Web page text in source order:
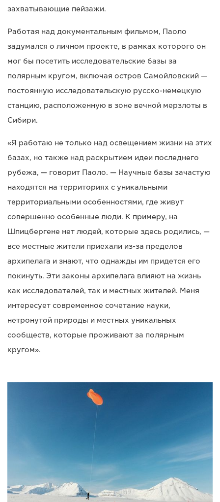
захватывающие пейзажи.
Работая над документальным фильмом, Паоло
задумался о личном проекте, в рамках которого он
мог бы посетить исследовательские базы за
полярным кругом, включая остров Самойловский —
постоянную исследовательскую русско-немецкую
станцию, расположенную в зоне вечной мерзлоты в
Сибири.
«Я работаю не только над освещением жизни на этих
базах, но также над раскрытием идеи последнего
рубежа, — говорит Паоло. — Научные базы зачастую
находятся на территориях с уникальными
территориальными особенностями, где живут
совершенно особенные люди. К примеру, на
Шпицбергене нет людей, которые здесь родились, —
все местные жители приехали из-за пределов
архипелага и знают, что однажды им придется его
покинуть. Эти законы архипелага влияют на жизнь
как исследователей, так и местных жителей. Меня
интересует современное сочетание науки,
нетронутой природы и местных уникальных
сообществ, которые проживают за полярным
кругом».